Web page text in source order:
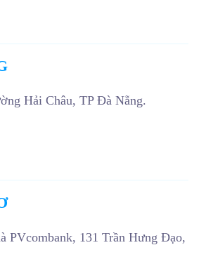
Hải Châu, TP Đà Nẵng.
PVcombank, 131 Trần Hưng Đạo,